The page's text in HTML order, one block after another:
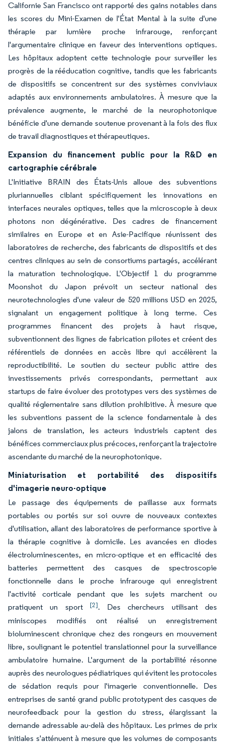
Californie San Francisco ont rapporté des gains notables dans
les scores du Mini-Examen de l'État Mental à la suite d'une
thérapie par lumière proche infrarouge, renforçant
l'argumentaire clinique en faveur des interventions optiques.
Les hôpitaux adoptent cette technologie pour surveiller les
progrès de la rééducation cognitive, tandis que les fabricants
de dispositifs se concentrent sur des systèmes conviviaux
adaptés aux environnements ambulatoires. À mesure que la
prévalence augmente, le marché de la neurophotonique
bénéficie d'une demande soutenue provenant à la fois des flux
de travail diagnostiques et thérapeutiques.
Expansion du financement public pour la R&D en
cartographie cérébrale
L'Initiative BRAIN des États-Unis alloue des subventions
pluriannuelles ciblant spécifiquement les innovations en
interfaces neurales optiques, telles que la microscopie à deux
photons non dégénérative. Des cadres de financement
similaires en Europe et en Asie-Pacifique réunissent des
laboratoires de recherche, des fabricants de dispositifs et des
centres cliniques au sein de consortiums partagés, accélérant
la maturation technologique. L'Objectif 1 du programme
Moonshot du Japon prévoit un secteur national des
neurotechnologies d'une valeur de 520 millions USD en 2025,
signalant un engagement politique à long terme. Ces
programmes financent des projets à haut risque,
subventionnent des lignes de fabrication pilotes et créent des
référentiels de données en accès libre qui accélèrent la
reproductibilité. Le soutien du secteur public attire des
investissements privés correspondants, permettant aux
startups de faire évoluer des prototypes vers des systèmes de
qualité réglementaire sans dilution prohibitive. À mesure que
les subventions passent de la science fondamentale à des
jalons de translation, les acteurs industriels captent des
bénéfices commerciaux plus précoces, renforçant la trajectoire
ascendante du marché de la neurophotonique.
Miniaturisation et portabilité des dispositifs
d'imagerie neuro-optique
Le passage des équipements de paillasse aux formats
portables ou portés sur soi ouvre de nouveaux contextes
d'utilisation, allant des laboratoires de performance sportive à
la thérapie cognitive à domicile. Les avancées en diodes
électroluminescentes, en micro-optique et en efficacité des
batteries permettent des casques de spectroscopie
fonctionnelle dans le proche infrarouge qui enregistrent
l'activité corticale pendant que les sujets marchent ou
pratiquent un sport [2]. Des chercheurs utilisant des
miniscopes modifiés ont réalisé un enregistrement
bioluminescent chronique chez des rongeurs en mouvement
libre, soulignant le potentiel translationnel pour la surveillance
ambulatoire humaine. L'argument de la portabilité résonne
auprès des neurologues pédiatriques qui évitent les protocoles
de sédation requis pour l'imagerie conventionnelle. Des
entreprises de santé grand public prototypent des casques de
neurofeedback pour la gestion du stress, élargissant la
demande adressable au-delà des hôpitaux. Les primes de prix
initiales s'atténuent à mesure que les volumes de composants